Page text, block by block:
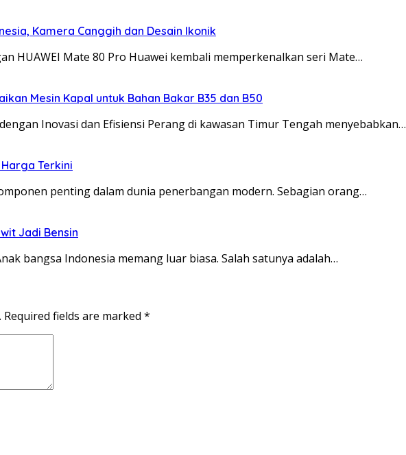
Kamera Canggih dan Desain Ikonik
HUAWEI Mate 80 Pro Huawei kembali memperkenalkan seri Mate…
Mesin Kapal untuk Bahan Bakar B35 dan B50
Inovasi dan Efisiensi Perang di kawasan Timur Tengah menyebabkan…
Terkini
penting dalam dunia penerbangan modern. Sebagian orang…
Jadi Bensin
bangsa Indonesia memang luar biasa. Salah satunya adalah…
Required fields are marked *